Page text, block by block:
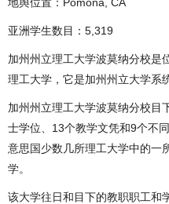
亚洲学生数目：5,319
加州州立理工大学波莫纳分校是
理工大学，它是加州州立大学系
加州州立理工大学波莫纳分校目
士学位、13个教学文凭和9个不
意思国少数几所理工大学中的一
学。
该大学往日和目下的教职职工和